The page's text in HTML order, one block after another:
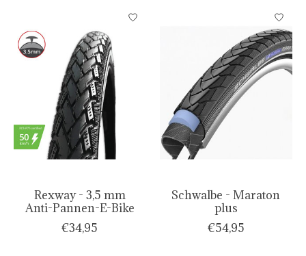
Rexway - 3,5 mm
Anti-Pannen-E-Bike
€34,95
Schwalbe - Maraton
plus
€54,95